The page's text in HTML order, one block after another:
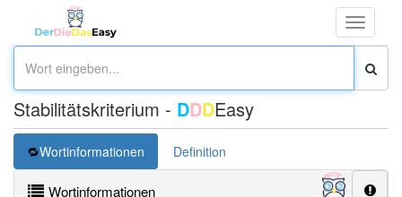
Toggle
Stabilitätskriterium - DDDEasy
Wortinformationen Definition
Wortinformationen